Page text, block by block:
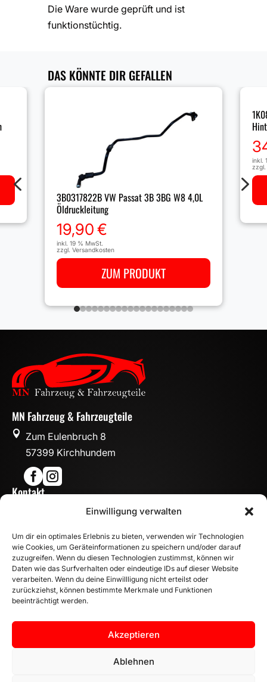
Einwilligung verwalten
Um dir ein optimales Erlebnis zu bieten, verwenden wir Technologien
wie Cookies, um Geräteinformationen zu speichern und/oder darauf
zuzugreifen. Wenn du diesen Technologien zustimmst, können wir
Daten wie das Surfverhalten oder eindeutige IDs auf dieser Website
verarbeiten. Wenn du deine Einwillligung nicht erteilst oder
zurückziehst, können bestimmte Merkmale und Funktionen
beeinträchtigt werden.
Akzeptieren
Ablehnen
Die Ware wurde geprüft und ist
funktionstüchtig.
DAS KÖNNTE DIR GEFALLEN
3B0317822B VW Passat 3B 3BG W8 4,0L
Öldruckleitung
19,90€
inkl. 19 % MwSt.
zzgl. Versandkosten
ZUM PRODUKT
inkl.
zzgl.
4 5
MN Fahrzeug & Fahrzeugteile

Zum Eulenbruch 8
57399 Kirchhundem

Kontakt
info@mn-fahrzeugteile.de
 WhatsApp
Öffnungszeiten
 Mo - Fr: 8:00 – 17:00 Uhr
Sa: 10:00 – 14:00 Uhr
INFORMATION
Zahlungsarten
Versandinformationen
Widerrufsbelehrung